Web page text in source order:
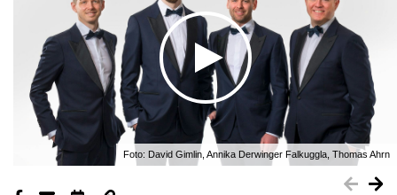
Foto: David Gimlin, Annika Derwinger Falkuggla, Thomas Ahrn